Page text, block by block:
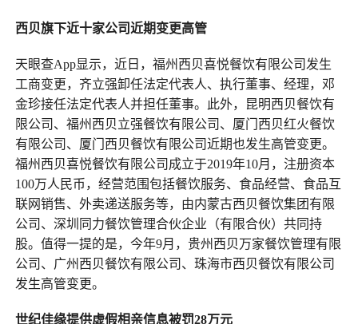
西贝旗下近十家公司近期变更高管
天眼查App显示，近日，福州西贝喜悦餐饮有限公司发生
工商变更，齐立强卸任法定代表人、执行董事、经理，邓
金珍接任法定代表人并担任董事。此外，昆明西贝餐饮有
限公司、福州西贝立强餐饮有限公司、厦门西贝红火餐饮
有限公司、厦门西贝餐饮有限公司近期也发生高管变更。
福州西贝喜悦餐饮有限公司成立于2019年10月，注册资本
100万人民币，经营范围包括餐饮服务、食品经营、食品互
联网销售、外卖递送服务等，由内蒙古西贝餐饮集团有限
公司、深圳同力餐饮管理合伙企业（有限合伙）共同持
股。值得一提的是，今年9月，贵州西贝万家餐饮管理有限
公司、广州西贝餐饮有限公司、珠海市西贝餐饮有限公司
发生高管变更。
世纪佳缘提供虚假相亲信息被罚28万元